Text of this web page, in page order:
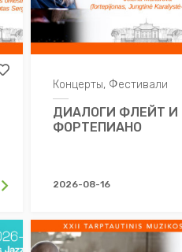
Концерты, Фестивали
ДИАЛОГИ ФЛЕЙТ И
ФОРТЕПИАНО
2026-08-16